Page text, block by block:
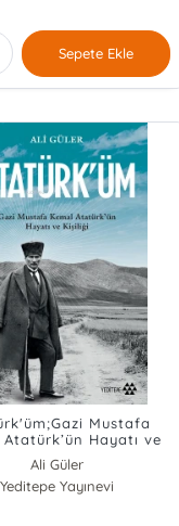
Sepete Ekle
Mustafa
Hayatı ve
Kişiliği
Ali Güler
Yeditepe Yayınevi